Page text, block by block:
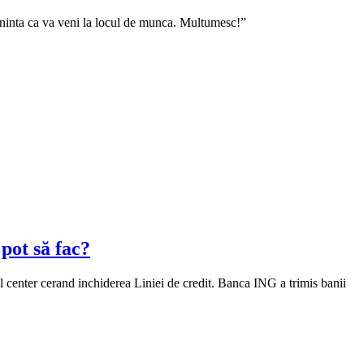
ca va veni la locul de munca. Multumesc!”
să fac?
cerand inchiderea Liniei de credit. Banca ING a trimis banii